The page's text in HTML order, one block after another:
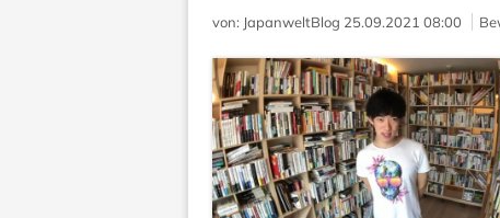
von: JapanweltBlog 25.09.2021 08:00